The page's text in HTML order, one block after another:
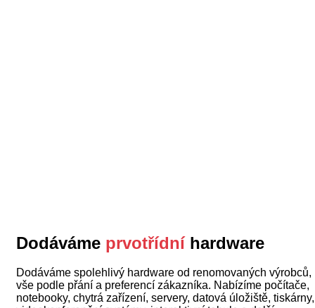
Dodáváme prvotřídníhardware
Dodáváme spolehlivý hardware od renomovaných výrobců,
vše podle přání a preferencí zákazníka. Nabízíme počítače,
notebooky, chytrá zařízení, servery, datová úložiště, tiskárny,